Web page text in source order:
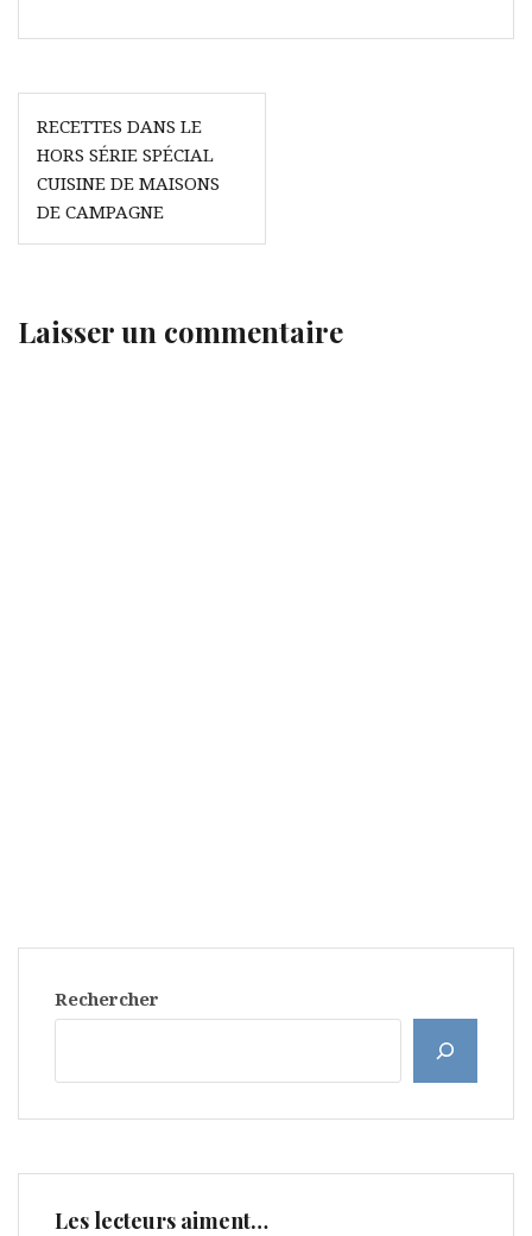
Navigation
de
l’article
RECETTES DANS LE
HORS SÉRIE SPÉCIAL
CUISINE DE MAISONS
DE CAMPAGNE
Laisser un commentaire
Rechercher
Les lecteurs aiment…